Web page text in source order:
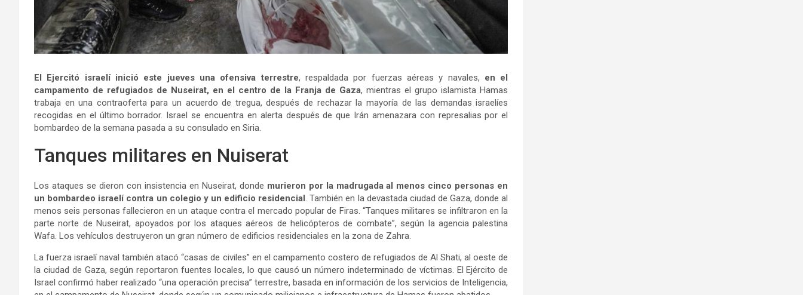
El Ejercitó israelí inició este jueves una ofensiva terrestre, respaldada por fuerzas aéreas y navales, en el
campamento de refugiados de Nuseirat, en el centro de la Franja de Gaza, mientras el grupo islamista Hamas
trabaja en una contraoferta para un acuerdo de tregua, después de rechazar la mayoría de las demandas israelíes
recogidas en el último borrador. Israel se encuentra en alerta después de que Irán amenazara con represalias por el
bombardeo de la semana pasada a su consulado en Siria.
Tanques militares en Nuiserat
Los ataques se dieron con insistencia en Nuseirat, donde murieron por la madrugada al menos cinco personas en
un bombardeo israelí contra un colegio y un edificio residencial. También en la devastada ciudad de Gaza, donde al
menos seis personas fallecieron en un ataque contra el mercado popular de Firas. “Tanques militares se infiltraron en la
parte norte de Nuseirat, apoyados por los ataques aéreos de helicópteros de combate”, según la agencia palestina
Wafa. Los vehículos destruyeron un gran número de edificios residenciales en la zona de Zahra.
La fuerza israelí naval también atacó “casas de civiles” en el campamento costero de refugiados de Al Shati, al oeste de
la ciudad de Gaza, según reportaron fuentes locales, lo que causó un número indeterminado de víctimas. El Ejército de
Israel confirmó haber realizado “una operación precisa” terrestre, basada en información de los servicios de Inteligencia,